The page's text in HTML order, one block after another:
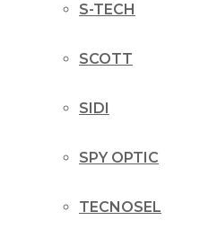
S-TECH
SCOTT
SIDI
SPY OPTIC
TECNOSEL